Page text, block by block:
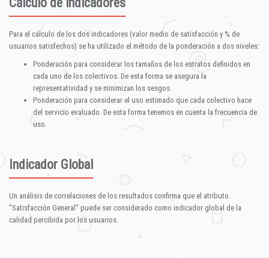
Para el cálculo de los dos indicadores (valor medio de satisfacción y % de
usuarios satisfechos) se ha utilizado el método de la ponderación a dos niveles:
Ponderación para considerar los tamaños de los estratos definidos en
cada uno de los colectivos. De esta forma se asegura la
representatividad y se minimizan los sesgos.
Ponderación para considerar el uso estimado que cada colectivo hace
del servicio evaluado. De esta forma tenemos en cuenta la frecuencia de
uso.
Indicador Global
Un análisis de correlaciones de los resultados confirma que el atributo
"Satisfacción General" puede ser considerado como indicador global de la
calidad percibida por los usuarios.